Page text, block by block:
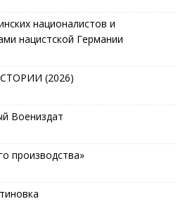
националистов и
нацистской Германии
(2026)
Воениздат
производства»